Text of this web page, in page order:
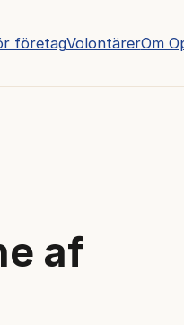
företagVolontärerOm
af